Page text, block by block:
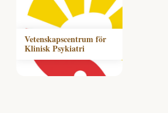
Vetenskapscentrum för
Klinisk Psykiatri